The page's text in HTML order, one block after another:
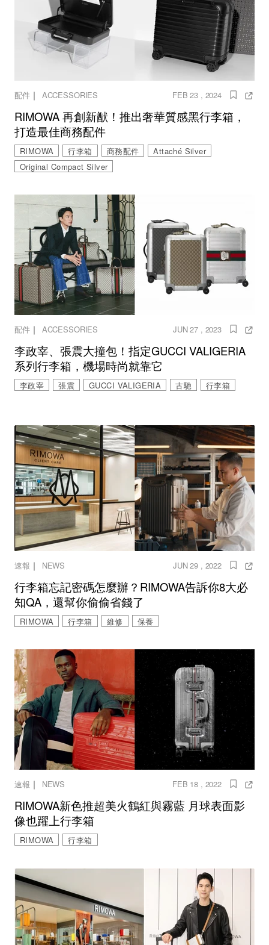
配件｜ ACCESSORIES FEB 23 , 2024
RIMOWA 再創新猷！推出奢華質感黑行李箱，
打造最佳商務配件
RIMOWA 行李箱 商務配件
Attaché Silver
Original Compact Silver
配件｜ ACCESSORIES JUN 27 , 2023
李政宰、張震大撞包！指定GUCCI VALIGERIA
系列行李箱，機場時尚就靠它
李政宰 張震 GUCCI VALIGERIA 古馳 行李箱
速報 ｜ NEWS JUN 29 , 2022
行李箱忘記密碼怎麼辦？RIMOWA告訴你8大必
知QA，還幫你偷偷省錢了
RIMOWA 行李箱 維修 保養
速報 ｜ NEWS FEB 18 , 2022
RIMOWA新色推超美火鶴紅與霧藍 月球表面影
像也躍上行李箱
RIMOWA 行李箱